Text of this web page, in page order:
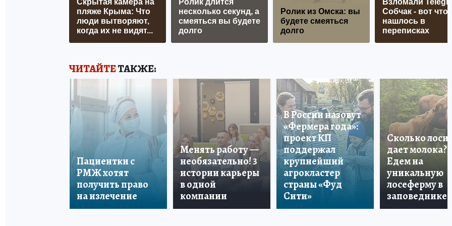
Скрытая камера на
пляже Крыма: Что
люди вытворяют,
когда их не видят...
Ролик длится
несколько секунд, а
смеяться вы будете
долго
Ролик из Омска: вы
будете смеяться
долго
Взломали
Собчак - вот что
нашлось в
переписках
ЧИТАЙТЕТАКЖЕ:
Пациентки с
РМЖ хотят
получить право
на излечение
Менять работу —
необязательно! 3
истории карьеры
в одной
компании
В России назовут
«Фермера года»:
проект КП
поддержал
крупнейший
агрокластер
страны «Фуд
Сити»
Сколько лосиха
дает молока?
Едем на
уникальную
лосеферму в
заповеднике!